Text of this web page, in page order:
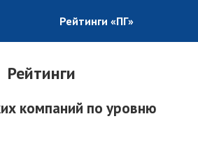
Рейтинги «ПГ»
Рейтинги
компаний по уровню